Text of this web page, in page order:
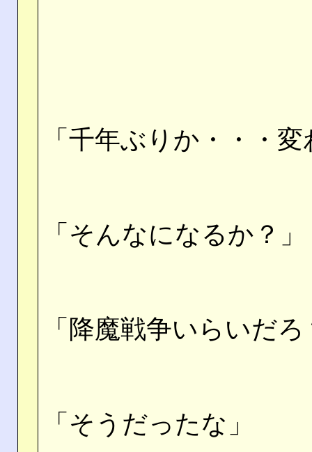
「千年ぶりか・・・
「そんなになるか？」
「降魔戦争いらいだ
「そうだったな」